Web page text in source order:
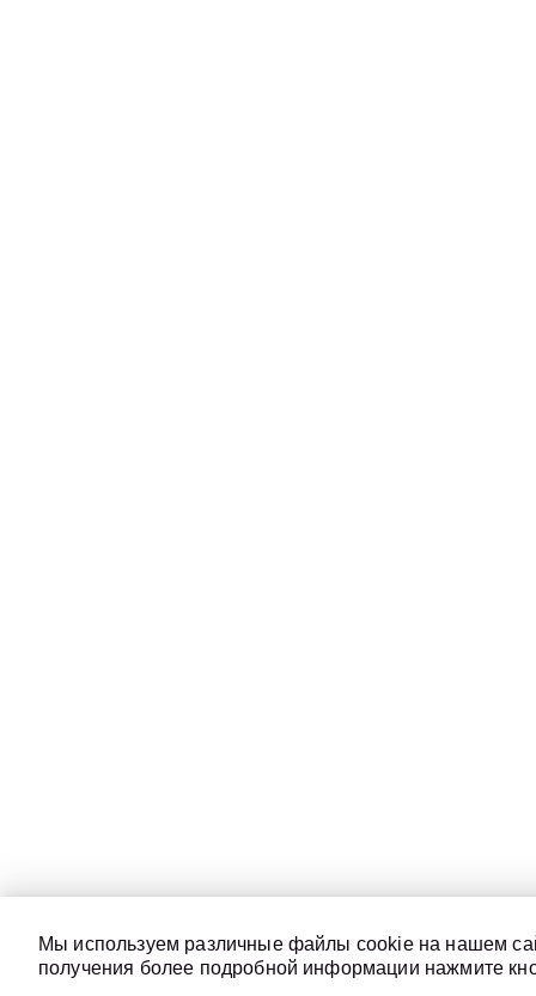
Мы используем различные файлы cookie на нашем
получения более подробной информации нажмите